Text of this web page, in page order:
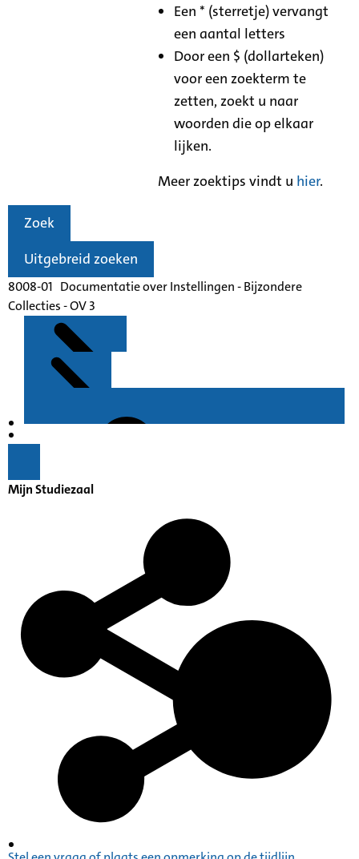
Een * (sterretje) vervangt
een aantal letters
Door een $ (dollarteken)
voor een zoekterm te
zetten, zoekt u naar
woorden die op elkaar
lijken.
Meer zoektips vindt u hier.
Zoek
Uitgebreid zoeken
8008-01 Documentatie over Instellingen - Bijzondere
Collecties - OV 3
Mijn Studiezaal